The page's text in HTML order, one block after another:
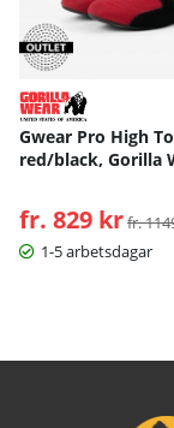
Gwear Pro High
red/black, Gorilla
fr. 829 krfr.
1-5 arbetsdagar